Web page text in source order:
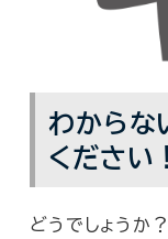
わからな
ください！
どうでしょうか？